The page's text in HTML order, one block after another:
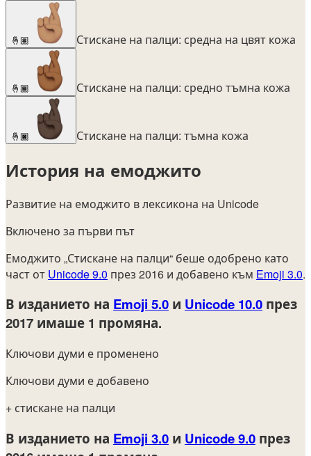
🤞🏽 Стискане на палци: средна на цвят кожа
🤞🏾 Стискане на палци: средно тъмна кожа
🤞🏿 Стискане на палци: тъмна кожа
История на емоджито
Развитие на емоджито в лексикона на Unicode
Включено за първи път
Емоджито „Стискане на палци“ беше одобрено като
част от Unicode 9.0 през 2016 и добавено към Emoji 3.0.
В изданието на Emoji 5.0 и Unicode 10.0 през
2017 имаше 1 промяна.
Ключови думи е променено
Ключови думи е добавено
+ стискане на палци
В изданието на Emoji 3.0 и Unicode 9.0 през